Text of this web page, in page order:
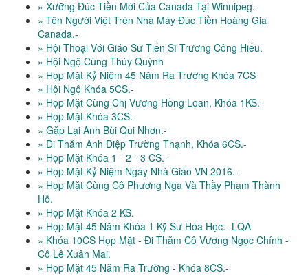
» Xưỡng Đúc Tiền Mới Của Canada Tại Winnipeg.-
» Tên Người Việt Trên Nhà Máy Đúc Tiền Hoàng Gia
Canada.-
» Hội Thoại Với Giáo Sư Tiến Sĩ Trương Công Hiếu.
» Hội Ngộ Cùng Thúy Quỳnh
» Họp Mặt Kỷ Niệm 45 Năm Ra Trường Khóa 7CS
» Hội Ngộ Khóa 5CS.-
» Họp Mặt Cùng Chị Vương Hồng Loan, Khóa 1KS.-
» Họp Mặt Khóa 3CS.-
» Gặp Lại Anh Bùi Qui Nhơn.-
» Đi Thăm Anh Diệp Trường Thạnh, Khóa 6CS.-
» Họp Mặt Khóa 1 - 2 - 3 CS.-
» Họp Mặt Kỷ Niệm Ngày Nhà Giáo VN 2016.-
» Họp Mặt Cùng Cô Phương Nga Và Thầy Phạm Thành
Hỗ.
» Họp Mặt Khóa 2 KS.
» Họp Mặt 45 Năm Khóa 1 Kỹ Sư Hóa Học.- LQA
» Khóa 10CS Họp Mặt - Đi Thăm Cô Vương Ngọc Chính -
Cô Lê Xuân Mai.
» Họp Mặt 45 Năm Ra Trường - Khóa 8CS.-